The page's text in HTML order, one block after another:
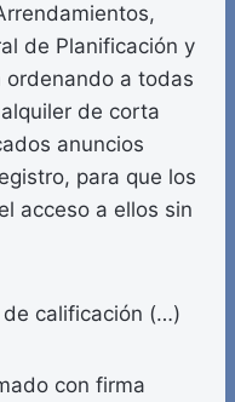
de Planificación y
ordenando a todas
de corta
anuncios
para que los
acceso a ellos sin
calificación (…)
con firma